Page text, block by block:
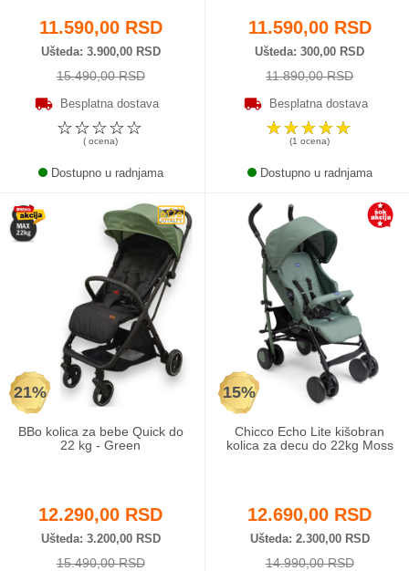
11.590,00 RSD
Ušteda 3.900,00 RSD
15.490,00 RSD
Besplatna dostava
☆
☆
☆
☆
☆
( ocena)
Dostupno u radnjama
11.590,00 RSD
Ušteda 300,00 RSD
11.890,00 RSD
Besplatna dostava
☆
☆
☆
☆
☆
(1 ocena)
Dostupno u radnjama
21%
BBo kolica za bebe Quick do
22 kg - Green
12.290,00 RSD
Ušteda 3.200,00 RSD
15.490,00 RSD
15%
Chicco Echo Lite kišobran
kolica za decu do 22kg Moss
12.690,00 RSD
Ušteda 2.300,00 RSD
14.990,00 RSD